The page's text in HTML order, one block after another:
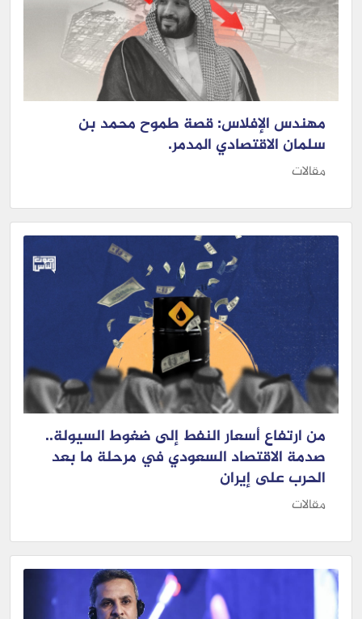
مهندس الإفلاس: قصة طموح محمد بن
سلمان الاقتصادي المدمر.
مقالات
من ارتفاع أسعار النفط إلى ضغوط السيولة..
صدمة الاقتصاد السعودي في مرحلة ما بعد
الحرب على إيران
مقالات